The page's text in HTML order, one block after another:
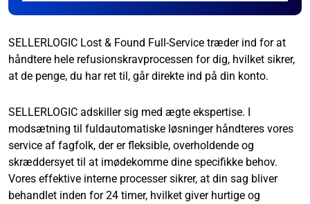
SELLERLOGIC Lost & Found Full-Service træder ind for at
håndtere hele refusionskravprocessen for dig, hvilket sikrer,
at de penge, du har ret til, går direkte ind på din konto.
SELLERLOGIC adskiller sig med ægte ekspertise. I
modsætning til fuldautomatiske løsninger håndteres vores
service af fagfolk, der er fleksible, overholdende og
skræddersyet til at imødekomme dine specifikke behov.
Vores effektive interne processer sikrer, at din sag bliver
behandlet inden for 24 timer, hvilket giver hurtige og